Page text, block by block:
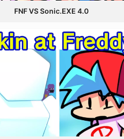
FNF VS Sonic.EXE 4.0